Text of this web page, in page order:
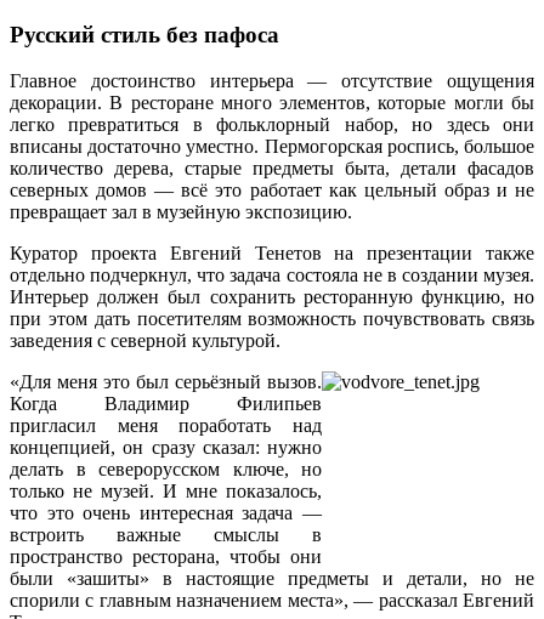
Русский стиль без пафоса
Главное достоинство интерьера — отсутствие ощущения
декорации. В ресторане много элементов, которые могли бы
легко превратиться в фольклорный набор, но здесь они
вписаны достаточно уместно. Пермогорская роспись, большое
количество дерева, старые предметы быта, детали фасадов
северных домов — всё это работает как цельный образ и не
превращает зал в музейную экспозицию.
Куратор проекта Евгений Тенетов на презентации также
отдельно подчеркнул, что задача состояла не в создании музея.
Интерьер должен был сохранить ресторанную функцию, но
при этом дать посетителям возможность почувствовать связь
заведения с северной культурой.
«Для меня это был серьёзный вызов.
Когда Владимир Филипьев
пригласил меня поработать над
концепцией, он сразу сказал: нужно
делать в северорусском ключе, но
только не музей. И мне показалось,
что это очень интересная задача —
встроить важные смыслы в
пространство ресторана, чтобы они
были «зашиты» в настоящие предметы и детали, но не
спорили с главным назначением места», — рассказал Евгений